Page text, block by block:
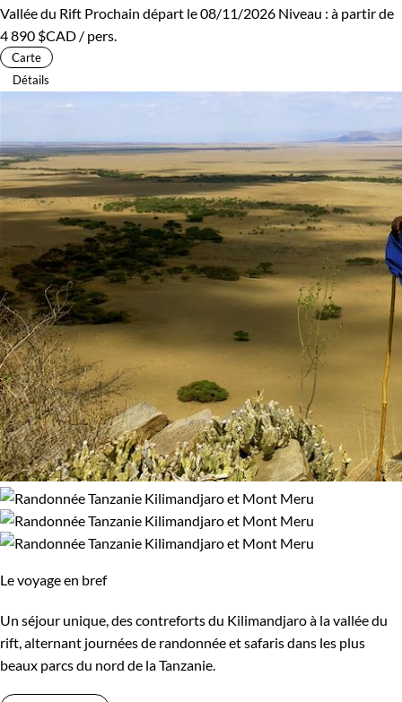
Vallée du Rift Prochain départ le 08/11/2026 Niveau : à partir de
4 890 $CAD / pers.
Carte
Détails
Le voyage en bref
Un séjour unique, des contreforts du Kilimandjaro à la vallée du
rift, alternant journées de randonnée et safaris dans les plus
beaux parcs du nord de la Tanzanie.